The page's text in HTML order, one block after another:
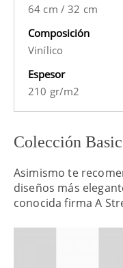
64 cm /32 cm
Composición
Vinílico
Espesor
210 gr/m2
Colección
Asimismo te
diseños más
conocida firma A